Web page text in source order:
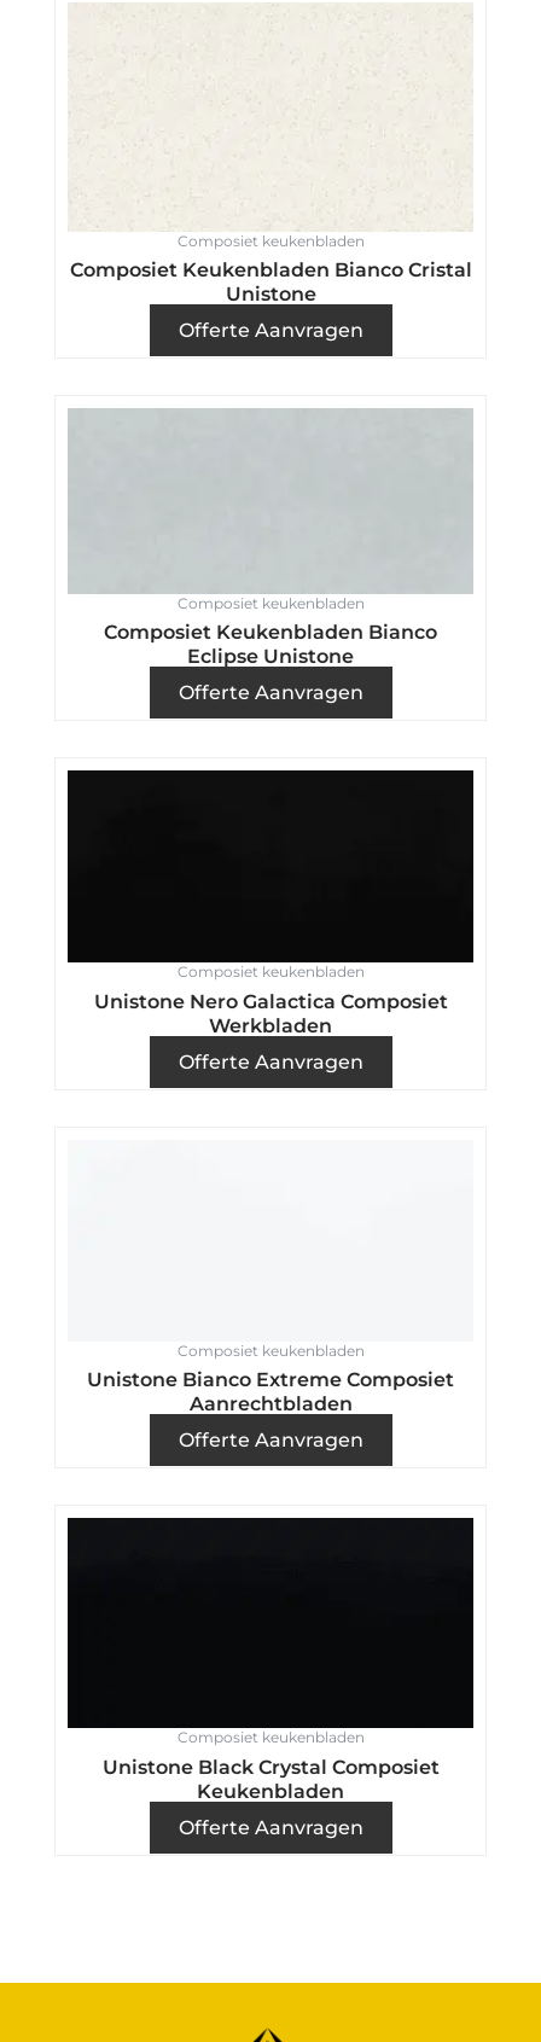
Composiet keukenbladen
Composiet Keukenbladen Bianco Cristal
Unistone
Offerte Aanvragen
Composiet keukenbladen
Composiet Keukenbladen Bianco
Eclipse Unistone
Offerte Aanvragen
Composiet keukenbladen
Unistone Nero Galactica Composiet
Werkbladen
Offerte Aanvragen
Composiet keukenbladen
Unistone Bianco Extreme Composiet
Aanrechtbladen
Offerte Aanvragen
Composiet keukenbladen
Unistone Black Crystal Composiet
Keukenbladen
Offerte Aanvragen